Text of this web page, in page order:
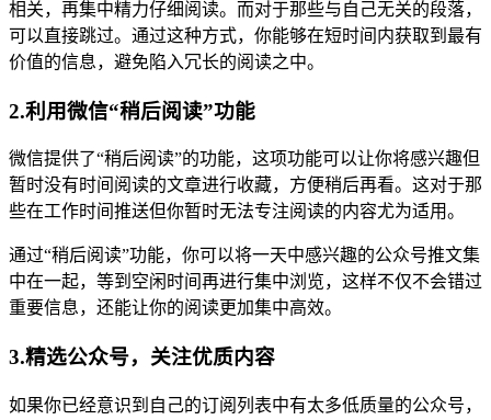
相关，再集中精力仔细阅读。而对于那些与自己无关的段落，
可以直接跳过。通过这种方式，你能够在短时间内获取到最有
价值的信息，避免陷入冗长的阅读之中。
2.利用微信“稍后阅读”功能
微信提供了“稍后阅读”的功能，这项功能可以让你将感兴趣但
暂时没有时间阅读的文章进行收藏，方便稍后再看。这对于那
些在工作时间推送但你暂时无法专注阅读的内容尤为适用。
通过“稍后阅读”功能，你可以将一天中感兴趣的公众号推文集
中在一起，等到空闲时间再进行集中浏览，这样不仅不会错过
重要信息，还能让你的阅读更加集中高效。
3.精选公众号，关注优质内容
如果你已经意识到自己的订阅列表中有太多低质量的公众号，